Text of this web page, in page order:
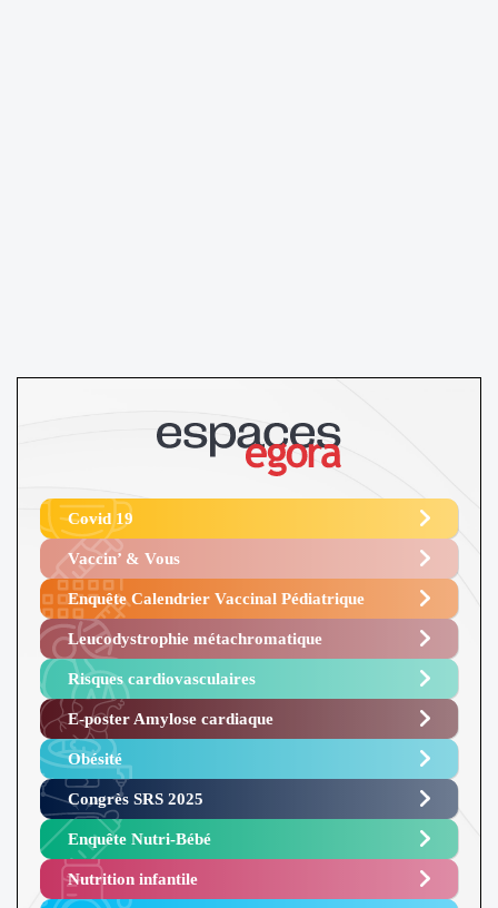
Covid 19
Vaccin’ & Vous
Enquête Calendrier Vaccinal Pédiatrique
Leucodystrophie métachromatique
Risques cardiovasculaires
E-poster Amylose cardiaque ​
Obésité ​
Congrès SRS 2025 ​
Enquête Nutri-Bébé ​
Nutrition infantile